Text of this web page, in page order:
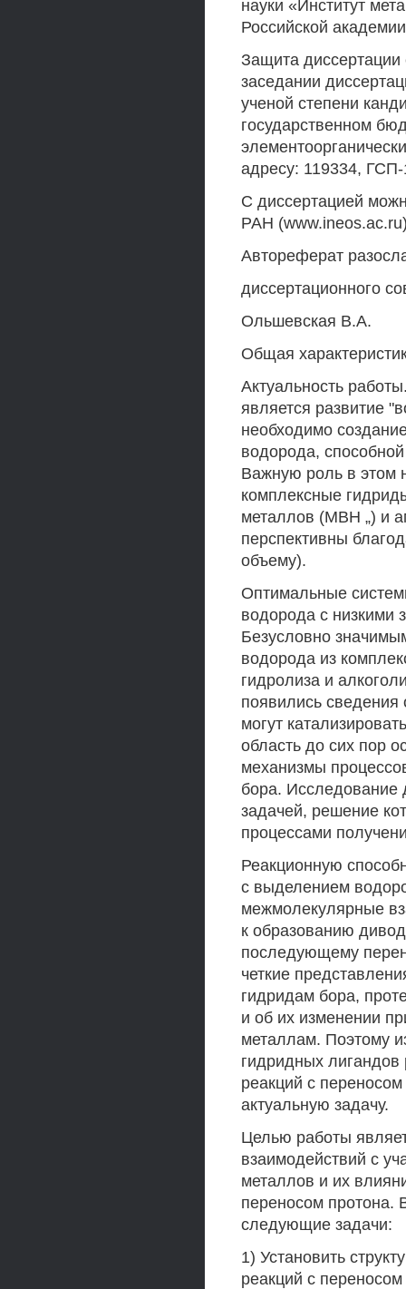
науки «Институт
Российской
Защита диссертации
заседании
ученой степени
государственном
адресу: 119334,
С диссертацией
РАН
Автореферат
диссертационного
Ольшевская В.А.
Общая
Актуальность
является развитие
необходимо
водорода,
Важную роль в этом
комплексные
металлов (MBH „) и
перспективны
объему).
Оптимальные
водорода с низкими
Безусловно
водорода из
гидролиза и
появились
могут
область до сих пор
механизмы
бора. Исследование
задачей, решение
процессами
Реакционную
с выделением
межмолекулярные
к образованию
последующему
четкие
гидридам бора,
и об их изменении
металлам. Поэтому
гидридных
реакций с
актуальную задачу.
Целью работы
взаимодействий с
металлов и их
переносом протона.
следующие задачи:
1) Установить
реакций с